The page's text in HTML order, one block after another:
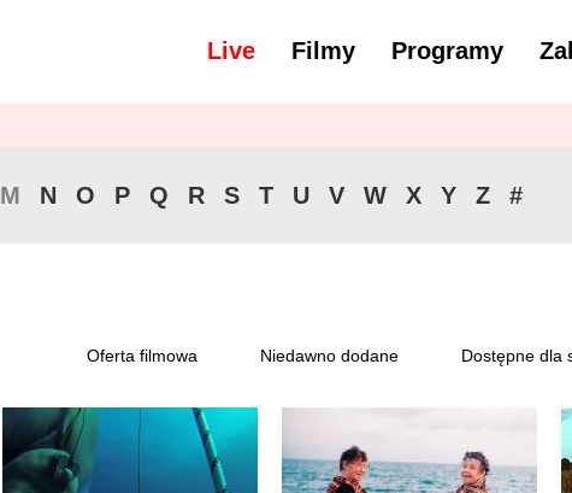
Live Filmy Programy
M N O P Q R S T U V W X Y Z #
Oferta filmowa Niedawno dodane Dostępne dla